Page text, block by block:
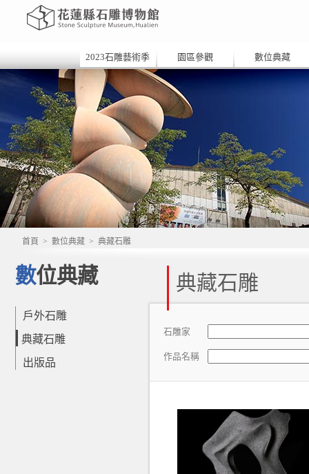
2023石雕藝術季 園區參觀 數位典藏
首頁 > 數位典藏 > 典藏石雕
數位典藏
戶外石雕
典藏石雕
出版品
典藏石雕
石雕家
作品名稱